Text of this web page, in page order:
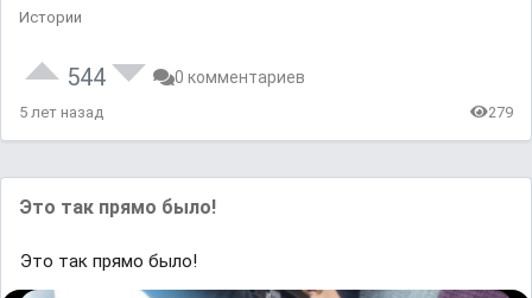
Истории
544 0 комментариев
5 лет назад 279
Это так прямо было!
Это так прямо было!